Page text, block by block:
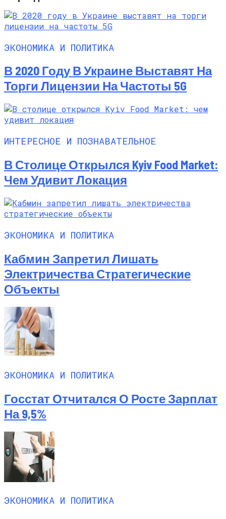
ЭКОНОМИКА И ПОЛИТИКА
В 2020 Году В Украине Выставят На
Торги Лицензии На Частоты 5G
ИНТЕРЕСНОЕ И ПОЗНАВАТЕЛЬНОЕ
В Столице Открылся Kyiv Food Market:
Чем Удивит Локация
ЭКОНОМИКА И ПОЛИТИКА
Кабмин Запретил Лишать
Электричества Стратегические
Объекты
ЭКОНОМИКА И ПОЛИТИКА
Госстат Отчитался О Росте Зарплат
На 9,5%
ЭКОНОМИКА И ПОЛИТИКА